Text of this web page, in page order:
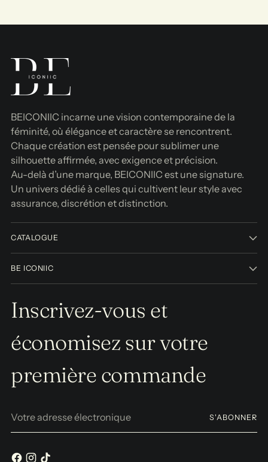
BEICONIIC incarne une vision contemporaine de la
féminité, où élégance et caractère se rencontrent.
Chaque création est pensée pour sublimer une
silhouette affirmée, avec exigence et précision.
Au-delà d’une marque, BEICONIIC est une signature.
Un univers dédié à celles qui cultivent leur style avec
assurance, discrétion et distinction.
CATALOGUE
BE ICONIIC
Inscrivez-vous et
économisez sur votre
première commande
adresse
S'ABONNER